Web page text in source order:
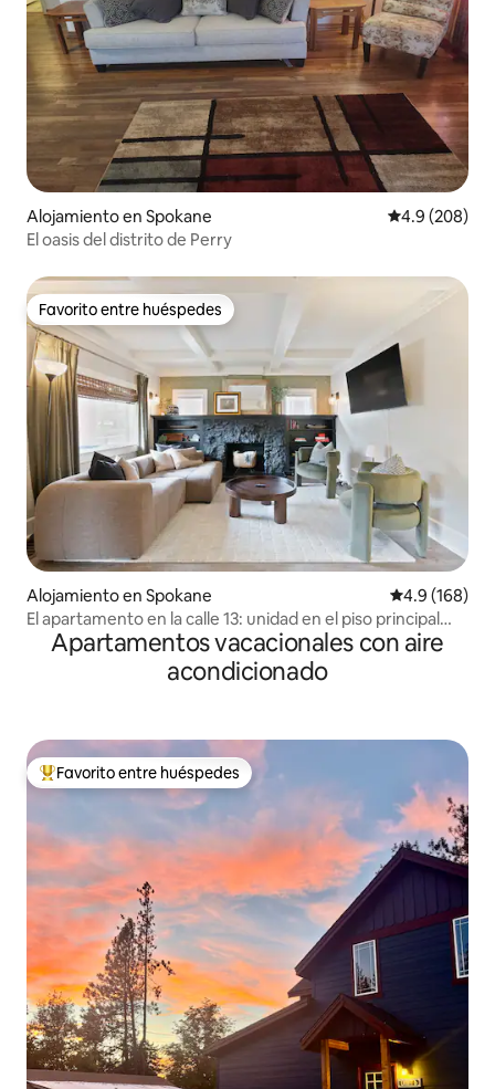
Alojamiento en Spokane Calificación
4.9 (208)
El oasis del distrito de Perry
Favorito entre huéspedes
Favorito entre huéspedes
Alojamiento en Spokane Calificación
4.9 (168)
El apartamento en la calle 13: unidad en el piso principal
cerca del centro de la ciudad
Apartamentos vacacionales con aire
acondicionado
Favorito entre huéspedes preferido
Favorito entre huéspedes